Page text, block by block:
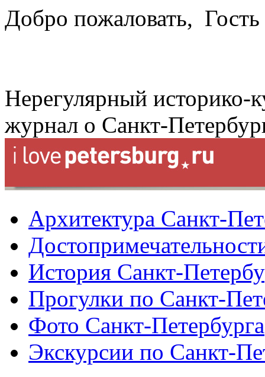
Добро пожаловать, Гость
Нерегулярный историко-
журнал о Санкт-
Архитектура Санкт-
История Санкт-
Прогулки по Санкт-
Фото Санкт-Петербурга
Экскурсии по Санкт-